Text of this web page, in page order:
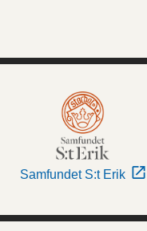
Samfundet S:t Erik